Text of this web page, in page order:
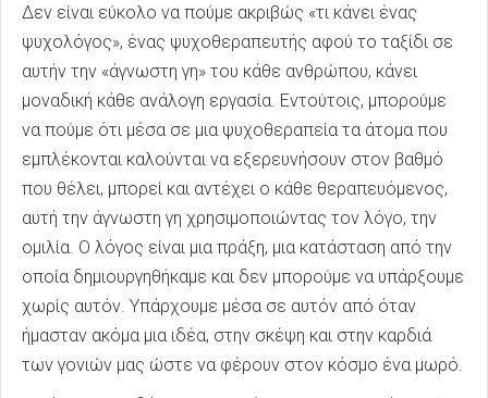
Δεν είναι εύκολο να πούμε ακριβώς «τι κάνει ένας
ψυχολόγος», ένας ψυχοθεραπευτής αφού το ταξίδι σε
αυτήν την «άγνωστη γη» του κάθε ανθρώπου, κάνει
μοναδική κάθε ανάλογη εργασία. Εντούτοις, μπορούμε
να πούμε ότι μέσα σε μια ψυχοθεραπεία τα άτομα που
εμπλέκονται καλούνται να εξερευνήσουν στον βαθμό
που θέλει, μπορεί και αντέχει ο κάθε θεραπευόμενος,
αυτή την άγνωστη γη χρησιμοποιώντας τον λόγο, την
ομιλία. Ο λόγος είναι μια πράξη, μια κατάσταση από την
οποία δημιουργηθήκαμε και δεν μπορούμε να υπάρξουμε
χωρίς αυτόν. Υπάρχουμε μέσα σε αυτόν από όταν
ήμασταν ακόμα μια ιδέα, στην σκέψη και στην καρδιά
των γονιών μας ώστε να φέρουν στον κόσμο ένα μωρό.